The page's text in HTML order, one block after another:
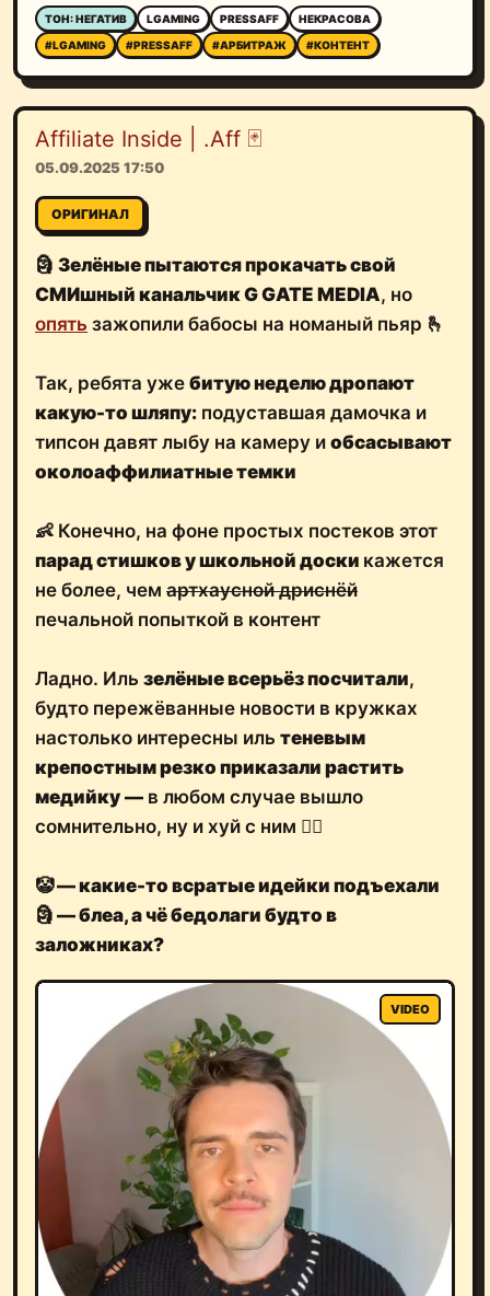
ТОН: НЕГАТИВ LGAMING PRESSAFF
НЕКРАСОВА
#LGAMING
#PRESSAFF #АРБИТРАЖ #КОНТЕНТ
Affiliate Inside | .Aff 🃏
05.09.2025 17:50
ОРИГИНАЛ
🗿 Зелёные пытаются прокачать свой
СМИшный канальчик G GATE MEDIA, но
опять зажопили бабосы на номаный пьяр 🫰
Так, ребята уже битую неделю дропают
какую-то шляпу: подуставшая дамочка и
типсон давят лыбу на камеру и обсасывают
околоаффилиатные темки
👶 Конечно, на фоне простых постеков этот
парад стишков у школьной доски кажется
не более, чем артхаусной дриснёй
печальной попыткой в контент
Ладно. Иль зелёные всерьёз посчитали,
будто пережёванные новости в кружках
настолько интересны иль теневым
крепостным резко приказали растить
медийку — в любом случае вышло
сомнительно, ну и хуй с ним 🤷‍♂️
🤡— какие-то всратые идейки подъехали
🗿 — блеа, а чё бедолаги будто в
заложниках?